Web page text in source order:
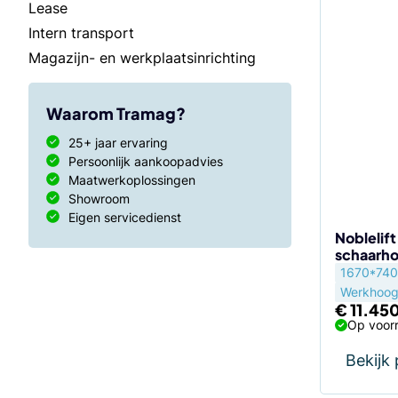
Lease
Intern transport
Magazijn- en werkplaatsinrichting
Waarom Tramag?
25+ jaar ervaring
Persoonlijk aankoopadvies
Maatwerkoplossingen
Showroom
Eigen servicedienst
Noblelift
1670*740
€
Op
Bekijk